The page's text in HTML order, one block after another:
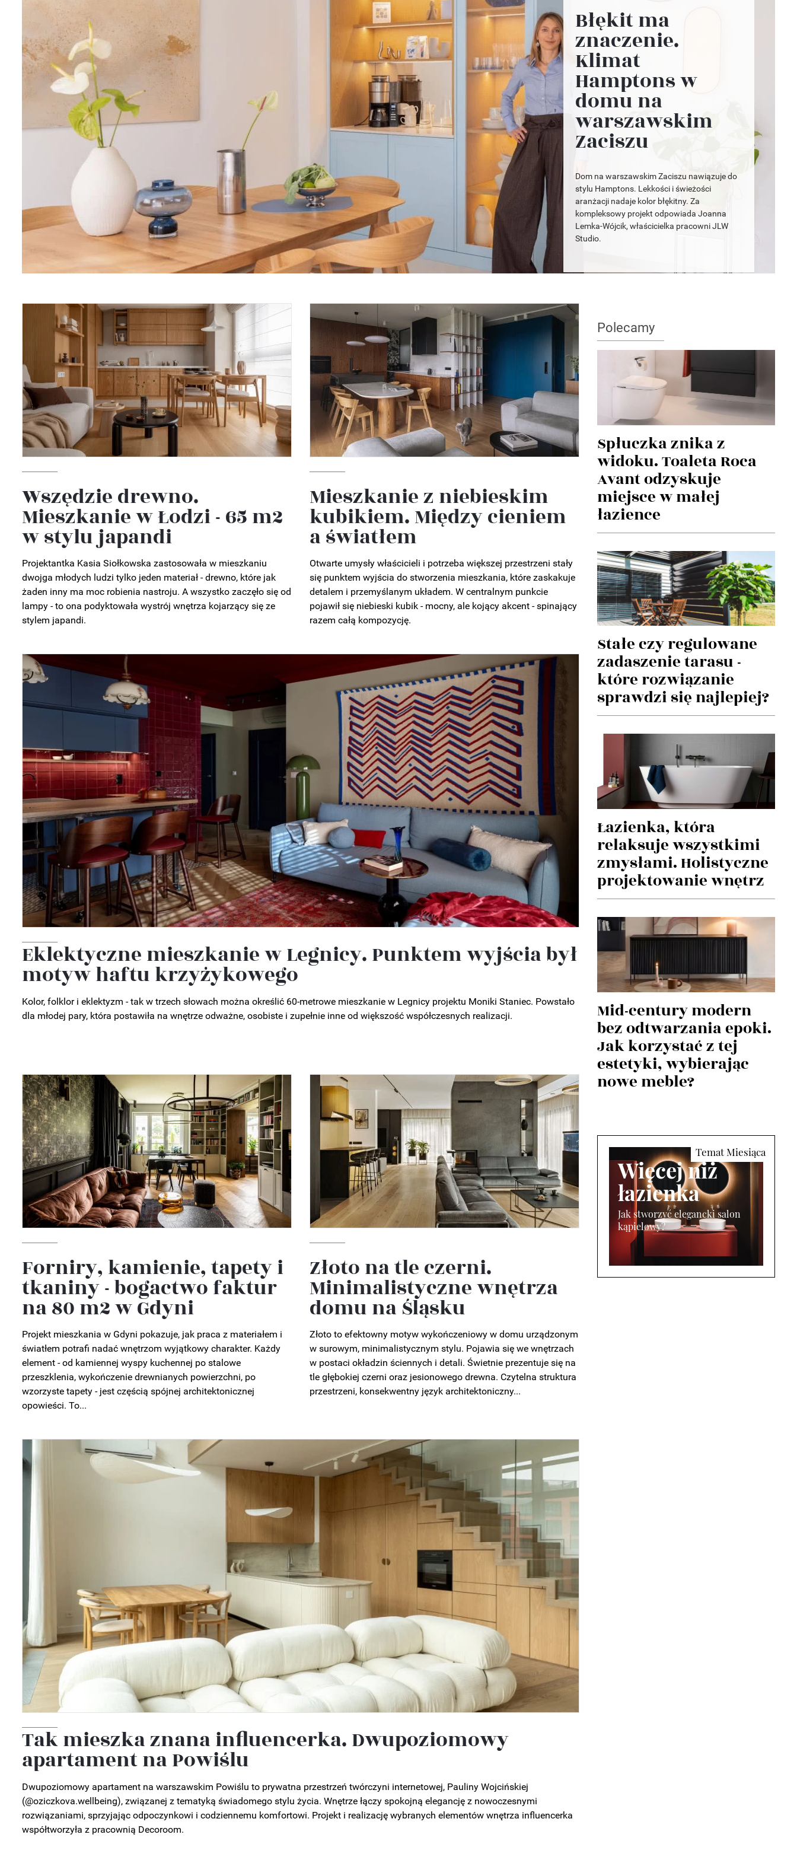
DIY
Błękit ma
znaczenie.
Klimat
Hamptons w
domu na
warszawskim
Zaciszu
Dom na warszawskim Zaciszu nawiązuje do
stylu Hamptons. Lekkości i świeżości
aranżacji nadaje kolor błękitny. Za
kompleksowy projekt odpowiada Joanna
Lemka-Wójcik, właścicielka pracowni JLW
Studio.
Wszędzie drewno.
Mieszkanie w Łodzi - 65 m2
w stylu japandi
Projektantka Kasia Siołkowska zastosowała w mieszkaniu
dwojga młodych ludzi tylko jeden materiał - drewno, które jak
żaden inny ma moc robienia nastroju. A wszystko zaczęło się od
lampy - to ona podyktowała wystrój wnętrza kojarzący się ze
stylem japandi.
Mieszkanie z niebieskim
kubikiem. Między cieniem
a światłem
Otwarte umysły właścicieli i potrzeba większej przestrzeni stały
się punktem wyjścia do stworzenia mieszkania, które zaskakuje
detalem i przemyślanym układem. W centralnym punkcie
pojawił się niebieski kubik - mocny, ale kojący akcent - spinający
razem całą kompozycję.
Eklektyczne mieszkanie w Legnicy. Punktem wyjścia był
motyw haftu krzyżykowego
Kolor, folklor i eklektyzm - tak w trzech słowach można określić 60-metrowe mieszkanie w Legnicy projektu Moniki Staniec. Powstało
dla młodej pary, która postawiła na wnętrze odważne, osobiste i zupełnie inne od większość współczesnych realizacji.
Forniry, kamienie, tapety i
tkaniny - bogactwo faktur
na 80 m2 w Gdyni
Projekt mieszkania w Gdyni pokazuje, jak praca z materiałem i
światłem potrafi nadać wnętrzom wyjątkowy charakter. Każdy
element - od kamiennej wyspy kuchennej po stalowe
przeszklenia, wykończenie drewnianych powierzchni, po
wzorzyste tapety - jest częścią spójnej architektonicznej
opowieści. To...
Złoto na tle czerni.
Minimalistyczne wnętrza
domu na Śląsku
Złoto to efektowny motyw wykończeniowy w domu urządzonym
w surowym, minimalistycznym stylu. Pojawia się we wnętrzach
w postaci okładzin ściennych i detali. Świetnie prezentuje się na
tle głębokiej czerni oraz jesionowego drewna. Czytelna struktura
przestrzeni, konsekwentny język architektoniczny...
Tak mieszka znana influencerka. Dwupoziomowy
apartament na Powiślu
Dwupoziomowy apartament na warszawskim Powiślu to prywatna przestrzeń twórczyni internetowej, Pauliny Wojcińskiej
(@oziczkova.wellbeing), związanej z tematyką świadomego stylu życia. Wnętrze łączy spokojną elegancję z nowoczesnymi
rozwiązaniami, sprzyjając odpoczynkowi i codziennemu komfortowi. Projekt i realizację wybranych elementów wnętrza influencerka
współtworzyła z pracownią Decoroom.
Polecamy
Spłuczka znika z
widoku. Toaleta Roca
Avant odzyskuje
miejsce w małej
łazience
Stałe czy regulowane
zadaszenie tarasu -
które rozwiązanie
sprawdzi się najlepiej?
Łazienka, która
relaksuje wszystkimi
zmysłami. Holistyczne
projektowanie wnętrz
Mid-century modern
bez odtwarzania epoki.
Jak korzystać z tej
estetyki, wybierając
nowe meble?
Więcej niż
łazienka
Jak stworzyć elegancki salon
kąpielowy?